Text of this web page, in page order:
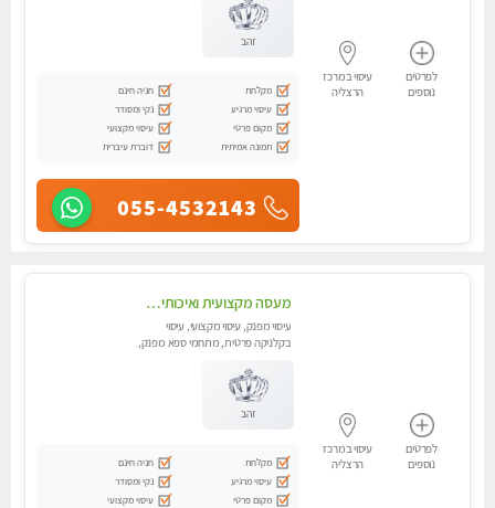
לפרטים
נוספים
עיסוי במרכז
הרצליה
זהב
מקלחת
חניה חינם
עיסוי מרגיע
נקי ומסודר
מקום פרטי
עיסוי מקצועי
תמונה אמיתית
דוברת עיברית
055-4532143
לפרטים
נוספים
עיסוי במרכז
הרצליה
מעסה מקצועית ואיכותית פרטי!! אירוח ברמה אחרת ...כולל שתיה חמה/קרה + בקבוק מים
עיסוי מפנק, עיסוי מקצועי, עיסוי
בקלניקה פרטית, מתחמי ספא מפנק,
זהב
מקלחת
חניה חינם
עיסוי מרגיע
נקי ומסודר
מקום פרטי
עיסוי מקצועי